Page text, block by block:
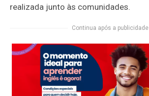
realizada junto às comunidades.
Continua após a publicidade